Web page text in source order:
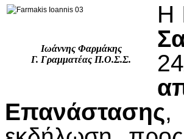
Ιωάννης Φαρμάκης
Γ. Γραμματέας Π.Ο.Σ.Σ.
Η
Επανάστασης,